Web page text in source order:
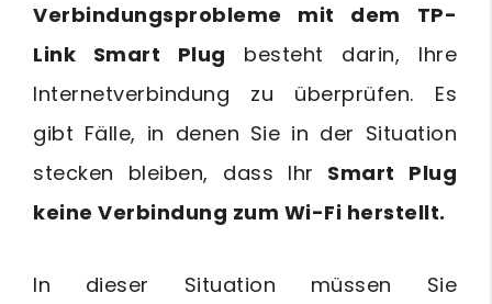
Verbindungsprobleme mit dem TP-
Link Smart Plug besteht darin, Ihre
Internetverbindung zu überprüfen. Es
gibt Fälle, in denen Sie in der Situation
stecken bleiben, dass Ihr Smart Plug
keine Verbindung zum Wi-Fi herstellt.
In dieser Situation müssen Sie